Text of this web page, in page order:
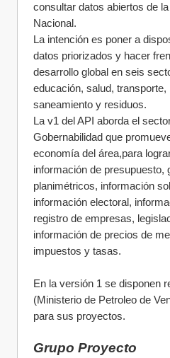
consultar datos abiertos de
Nacional.
La intención es poner a
datos priorizados y hacer
desarrollo global en seis
educación, salud, transporte,
saneamiento y residuos.
La v1 del API aborda el
Gobernabilidad que
economía del área,para
información de presupuesto,
planimétricos, información
información electoral,
registro de empresas,
información de precios de
impuestos y tasas.
En la versión 1 se disponen
(Ministerio de Petroleo de
para sus proyectos.
Grupo Proyecto